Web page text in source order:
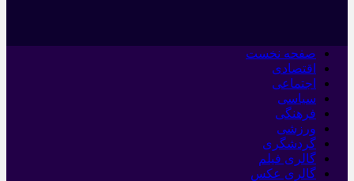
صفحه نخست
اقتصادی
اجتماعی
سیاسی
فرهنگی
ورزشی
گردشگری
گالری فیلم
گالری عکس